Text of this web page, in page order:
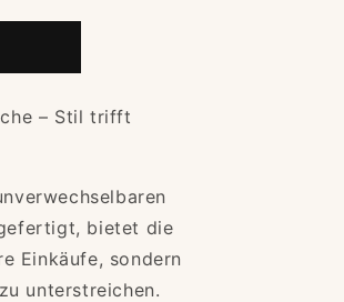
– Stil trifft
bietet die
Einkäufe, sondern
unterstreichen.